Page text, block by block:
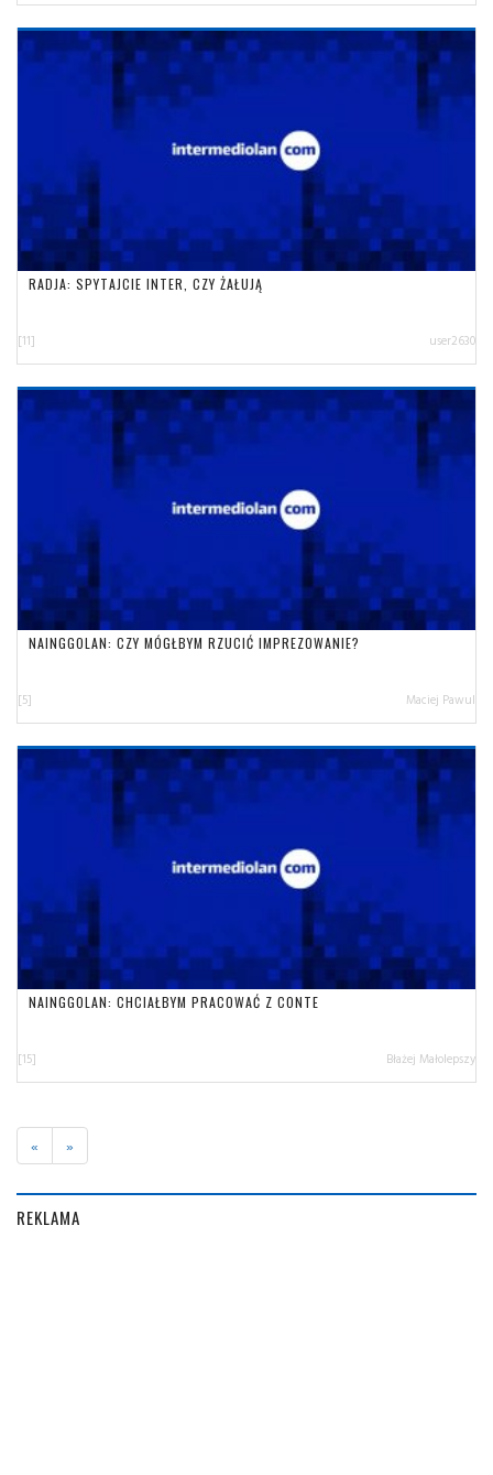
RADJA: SPYTAJCIE INTER, CZY ŻAŁUJĄ
[11] user2630
NAINGGOLAN: CZY MÓGŁBYM RZUCIĆ IMPREZOWANIE?
[5] Maciej Pawul
NAINGGOLAN: CHCIAŁBYM PRACOWAĆ Z CONTE
[15] Błażej Małolepszy
« »
REKLAMA